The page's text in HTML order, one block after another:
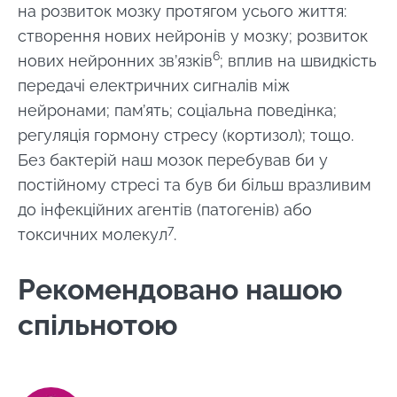
на розвиток мозку протягом усього життя:
створення нових нейронів у мозку; розвиток
нових нейронних зв’язків6; вплив на швидкість
передачі електричних сигналів між
нейронами; пам’ять; соціальна поведінка;
регуляція гормону стресу (кортизол); тощо.
Без бактерій наш мозок перебував би у
постійному стресі та був би більш вразливим
до інфекційних агентів (патогенів) або
токсичних молекул7.
Рекомендовано нашою
спільнотою
Перенаправлення
Ви збираєтеся перенаправити і залишити
наш веб -сайт
Перенаправляти
Приєднуйтесь до спільноти Microbiota та
отримайте раз на місяць "найважливіший",
щоб бути в курсі останніх новин про
Microbiota.
Я хотів би підписатися на отримання інших
новин з BioCodex
Я прочитав і приймаюGTU і політику
захисту даних
Biocodex.
Я хотів би підписатися на отримання інших
новин з BioCodex
Я прочитав і приймаю
політику
захисту даних Інституту мікробіоти
Biocodex.
* Обов'язкові поля
BMI 20-35
Чи справді
союзник нашої